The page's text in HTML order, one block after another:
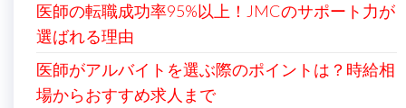
医師の転職成功率95%以上！JMCのサポート力が
選ばれる理由
医師がアルバイトを選ぶ際のポイントは？時給相
場からおすすめ求人まで